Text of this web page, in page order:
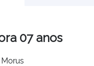
07 anos